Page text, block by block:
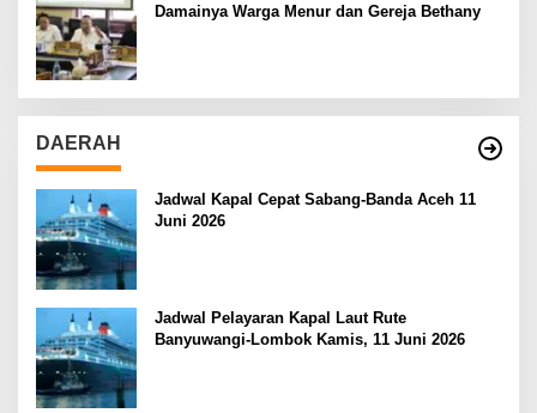
Damainya Warga Menur dan Gereja Bethany
DAERAH
Jadwal Kapal Cepat Sabang-Banda Aceh 11
Juni 2026
Jadwal Pelayaran Kapal Laut Rute
Banyuwangi-Lombok Kamis, 11 Juni 2026